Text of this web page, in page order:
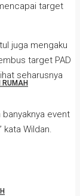
RUMAH
target
juga mengaku
target PAD
seharusnya
banyaknya event
Wildan.